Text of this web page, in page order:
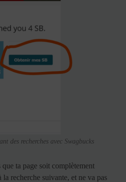
des recherches avec Swagbucks
ta page soit complètement
la recherche suivante, et ne va pas